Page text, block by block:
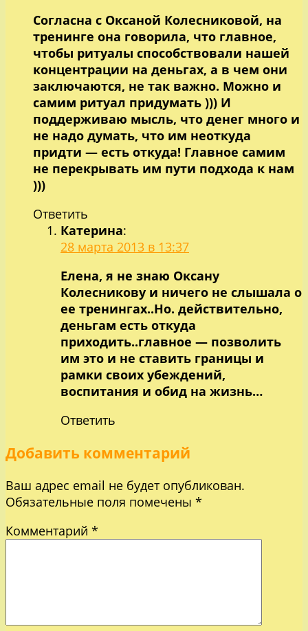
Согласна с Оксаной Колесниковой, на
тренинге она говорила, что главное,
чтобы ритуалы способствовали нашей
концентрации на деньгах, а в чем они
заключаются, не так важно. Можно и
самим ритуал придумать ))) И
поддерживаю мысль, что денег много и
не надо думать, что им неоткуда
придти — есть откуда! Главное самим
не перекрывать им пути подхода к нам
)))
Ответить
Катерина:
28 марта 2013 в 13:37
Елена, я не знаю Оксану
Колесникову и ничего не слышала о
ее тренингах..Но. действительно,
деньгам есть откуда
приходить..главное — позволить
им это и не ставить границы и
рамки своих убеждений,
воспитания и обид на жизнь…
Ответить
Добавить комментарий
Ваш адрес email не будет опубликован.
Обязательные поля помечены *
Комментарий *